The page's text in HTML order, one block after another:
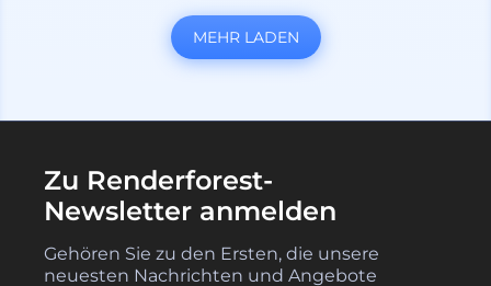
MEHR LADEN
Zu Renderforest-
Newsletter anmelden
Gehören Sie zu den Ersten, die unsere
neuesten Nachrichten und Angebote